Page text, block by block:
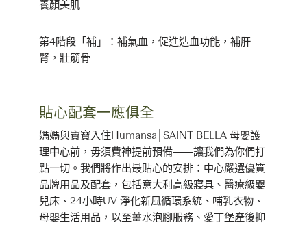
養顏美肌
第4階段「補」：補氣血，促進造血功能，補肝
腎，壯筋骨
貼心配套一應俱全
媽媽與寶寶入住Humansa│SAINT BELLA 母嬰護
理中心前，毋須費神提前預備——讓我們為你們打
點一切。我們將作出最貼心的安排：中心嚴選優質
品牌用品及配套，包括意大利高級寢具、醫療級嬰
兒床、24小時UV 淨化新風循環系統、哺乳衣物、
母嬰生活用品，以至薑水泡腳服務、愛丁堡產後抑